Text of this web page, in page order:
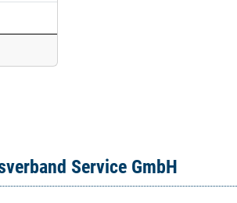
Service GmbH